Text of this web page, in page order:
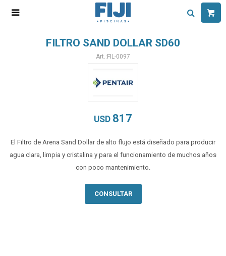

FILTRO SAND DOLLAR SD60
FIL-0097
USD 817
El Filtro de Arena Sand Dollar de alto flujo está diseñado para producir
agua clara, limpia y cristalina y para el funcionamiento de muchos años
con poco mantenimiento.
CONSULTAR